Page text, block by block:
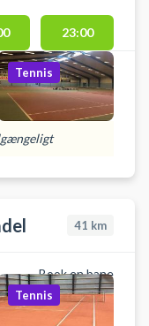
23:00
Tennis
41 km
Book en bane
Tennis